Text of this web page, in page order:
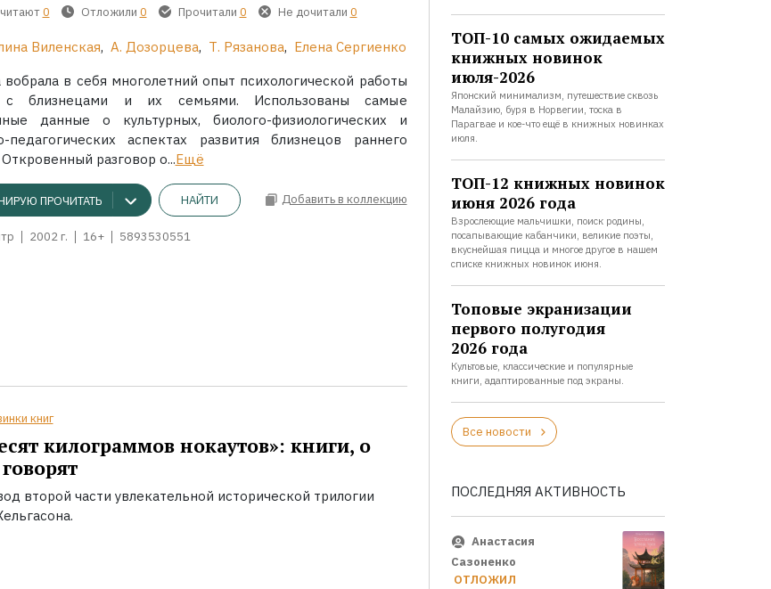
0 Отложили 0 Прочитали 0 Не дочитали 0
Виленская, А. Дозорцева, Т. Рязанова, Елена Сергиенко
вобрала в себя многолетний опыт психологической работы
с близнецами и их семьями. Использованы самые
данные о культурных, биолого-физиологических и
педагогических аспектах развития близнецов раннего
Откровенный разговор о...Ещё
ПРОЧИТАТЬ НАЙТИ Добавить в коллекцию
2002 г. 16+ 5893530551
книг
килограммов нокаутов»: книги, о
второй части увлекательной исторической трилогии
ТОП-10 самых ожидаемых
книжных новинок
июля-2026
Японский минимализм, путешествие сквозь
Малайзию, буря в Норвегии, тоска в
Парагвае и кое-что ещё в книжных новинках
июля.
ТОП-12 книжных новинок
июня 2026 года
Взрослеющие мальчишки, поиск родины,
посапывающие кабанчики, великие поэты,
вкуснейшая пицца и многое другое в нашем
списке книжных новинок июня.
Топовые экранизации
первого полугодия
2026 года
Культовые, классические и популярные
книги, адаптированные под экраны.
Все новости
ПОСЛЕДНЯЯ АКТИВНОСТЬ
Анастасия
Сазоненко
ОТЛОЖИЛ